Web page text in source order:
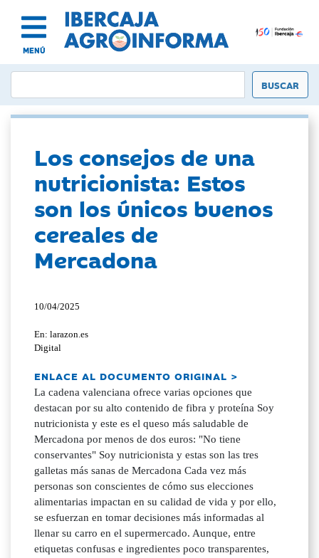
MENÚ
Los consejos de una
nutricionista: Estos
son los únicos buenos
cereales de
Mercadona
10/04/2025
En: larazon.es
Digital
ENLACE AL DOCUMENTO ORIGINAL >
La cadena valenciana ofrece varias opciones que
destacan por su alto contenido de fibra y proteína Soy
nutricionista y este es el queso más saludable de
Mercadona por menos de dos euros: "No tiene
conservantes" Soy nutricionista y estas son las tres
galletas más sanas de Mercadona Cada vez más
personas son conscientes de cómo sus elecciones
alimentarias impactan en su calidad de vida y por ello,
se esfuerzan en tomar decisiones más informadas al
llenar su carro en el supermercado. Aunque, entre
etiquetas confusas e ingredientes poco transparentes,